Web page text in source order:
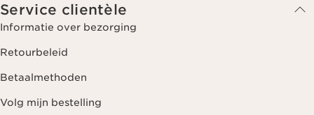
Service clientèle
Informatie over bezorging
Retourbeleid
Betaalmethoden
Volg mijn bestelling